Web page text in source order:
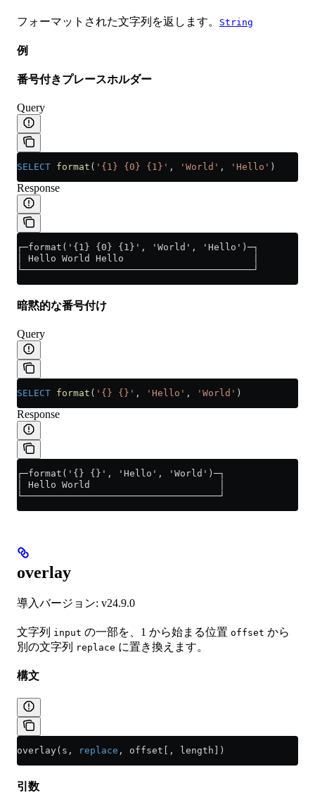
フォーマットされた文字列を返します。 String
例
番号付きプレースホルダー
Query
SELECT format ( '{1} {0} {1}' , 'World' , 'Hello' )
Response
┌─format('{1} {0} {1}', 'World', 'Hello')─┐
│ Hello World Hello                       │
└─────────────────────────────────────────┘
暗黙的な番号付け
Query
SELECT format ( '{} {}' , 'Hello' , 'World' )
Response
┌─format('{} {}', 'Hello', 'World')─┐
│ Hello World                       │
└───────────────────────────────────┘
overlay
導入バージョン: v24.9.0
文字列 input の一部を、1 から始まる位置 offset から
別の文字列
replace に置き換えます。
構文
overlay(s, replace , offset[, length])
引数